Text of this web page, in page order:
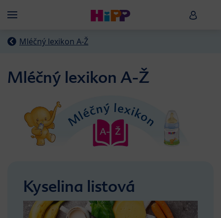
Menü HiPP
Mléčný lexikon A-Ž
Mléčný lexikon A-Ž
Kyselina listová